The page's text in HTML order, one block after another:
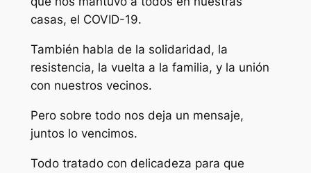
casas, el COVID-19.
También habla de la solidaridad, la
resistencia, la vuelta a la familia, y la unión
con nuestros vecinos.
Pero sobre todo nos deja un mensaje,
juntos lo vencimos.
Todo tratado con delicadeza para que